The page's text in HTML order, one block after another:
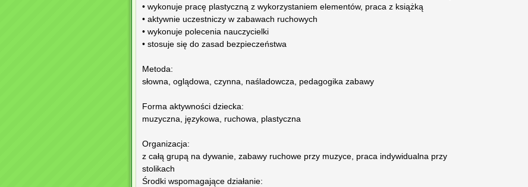
• wykonuje pracę plastyczną z wykorzystaniem elementów, praca z książką
• aktywnie uczestniczy w zabawach ruchowych
• wykonuje polecenia nauczycielki
• stosuje się do zasad bezpieczeństwa
Metoda:
słowna, oglądowa, czynna, naśladowcza, pedagogika zabawy
Forma aktywności dziecka:
muzyczna, językowa, ruchowa, plastyczna
Organizacja:
z całą grupą na dywanie, zabawy ruchowe przy muzyce, praca indywidualna przy
stolikach
Środki wspomagające działanie: